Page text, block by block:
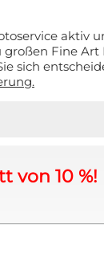
aktiv
Fine
sich
von 10 %!